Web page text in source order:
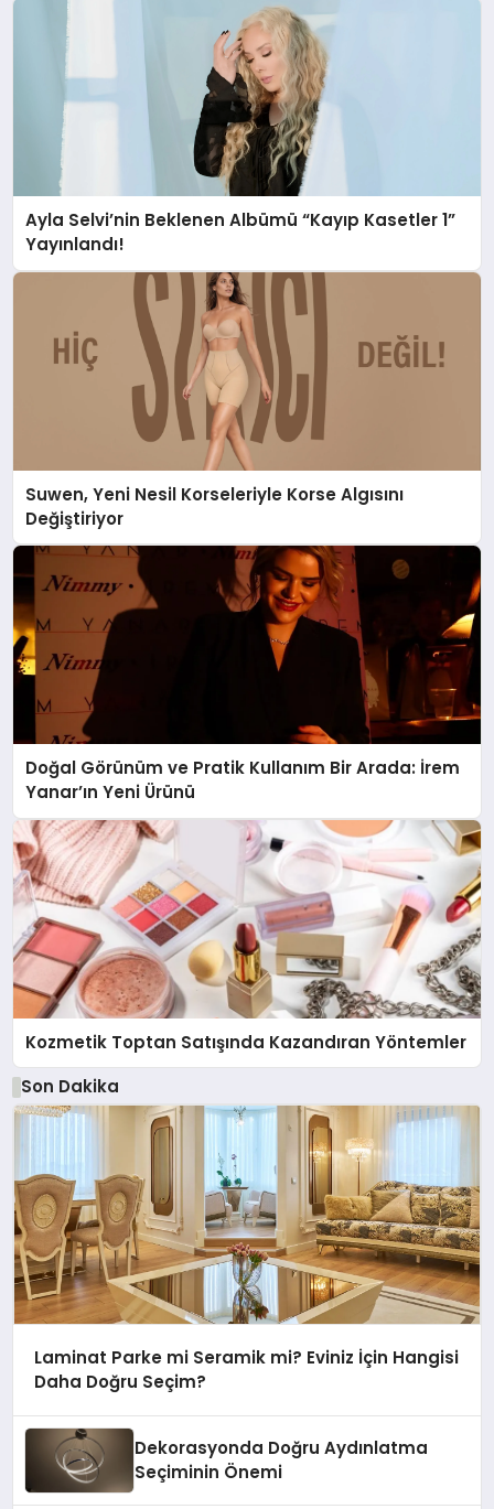
Ayla Selvi’nin Beklenen Albümü “Kayıp Kasetler 1”
Yayınlandı!
Suwen, Yeni Nesil Korseleriyle Korse Algısını
Değiştiriyor
Doğal Görünüm ve Pratik Kullanım Bir Arada: İrem
Yanar’ın Yeni Ürünü
Kozmetik Toptan Satışında Kazandıran Yöntemler
Son Dakika
Laminat Parke mi Seramik mi? Eviniz İçin Hangisi
Daha Doğru Seçim?
Dekorasyonda Doğru Aydınlatma
Seçiminin Önemi